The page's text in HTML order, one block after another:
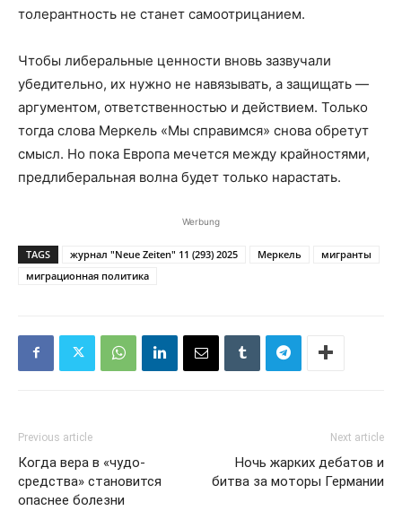
толерантность не станет самоотрицанием.
Чтобы либеральные ценности вновь зазвучали
убедительно, их нужно не навязывать, а защищать —
аргументом, ответственностью и действием. Только
тогда слова Меркель «Мы справимся» снова обретут
смысл. Но пока Европа мечется между крайностями,
предлиберальная волна будет только нарастать.
Werbung
TAGS журнал "Neue Zeiten" 11 (293) 2025 Меркель
мигранты
миграционная политика
Previous article
Когда вера в «чудо-
средства» становится
опаснее болезни
Next article
Ночь жарких дебатов и
битва за моторы Германии